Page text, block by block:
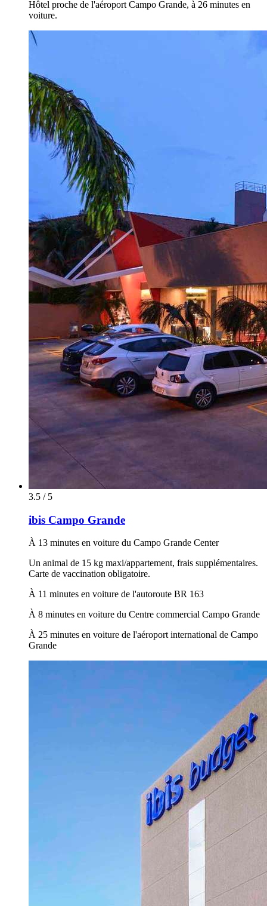
Hôtel proche de l'aéroport Campo Grande, à 26 minutes en
voiture.
3.5 / 5
ibis Campo Grande
À 13 minutes en voiture du Campo Grande Center
Un animal de 15 kg maxi/appartement, frais supplémentaires.
Carte de vaccination obligatoire.
À 11 minutes en voiture de l'autoroute BR 163
À 8 minutes en voiture du Centre commercial Campo Grande
À 25 minutes en voiture de l'aéroport international de Campo
Grande